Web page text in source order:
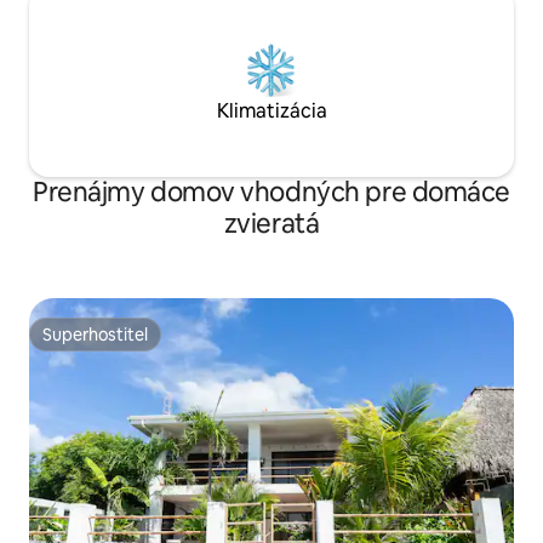
Klimatizácia
Prenájmy domov vhodných pre domáce
zvieratá
Superhostiteľ
Superhostiteľ